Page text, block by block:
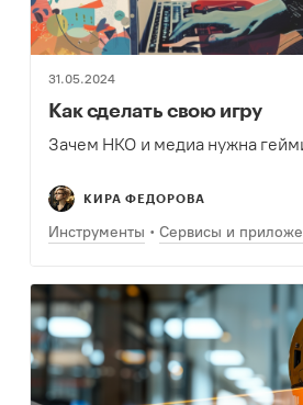
31.05.2024
Как сделать свою игру
Зачем НКО и медиа нужна
КИРА ФЕДОРОВА
Инструменты Сервисы и